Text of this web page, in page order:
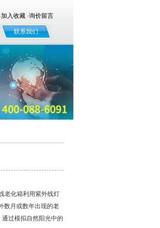
加入收藏·询价留言
联系我们
老化箱利用紫外线灯
数月或数年出现的老
过模拟自然阳光中的